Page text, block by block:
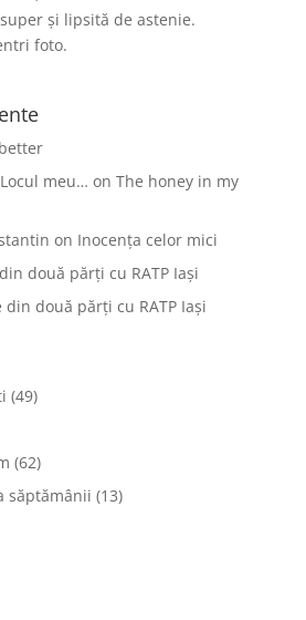
și lipsită de astenie.
foto.
meu… on The honey in my
on Inocența celor mici
două părți cu RATP Iași
din două părți cu RATP Iași
(49)
(62)
săptămânii (13)